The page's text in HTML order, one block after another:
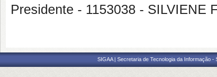
Presidente - 1153038 - SILVIENE
SIGAA | Secretaria de Tecnologia da Informação